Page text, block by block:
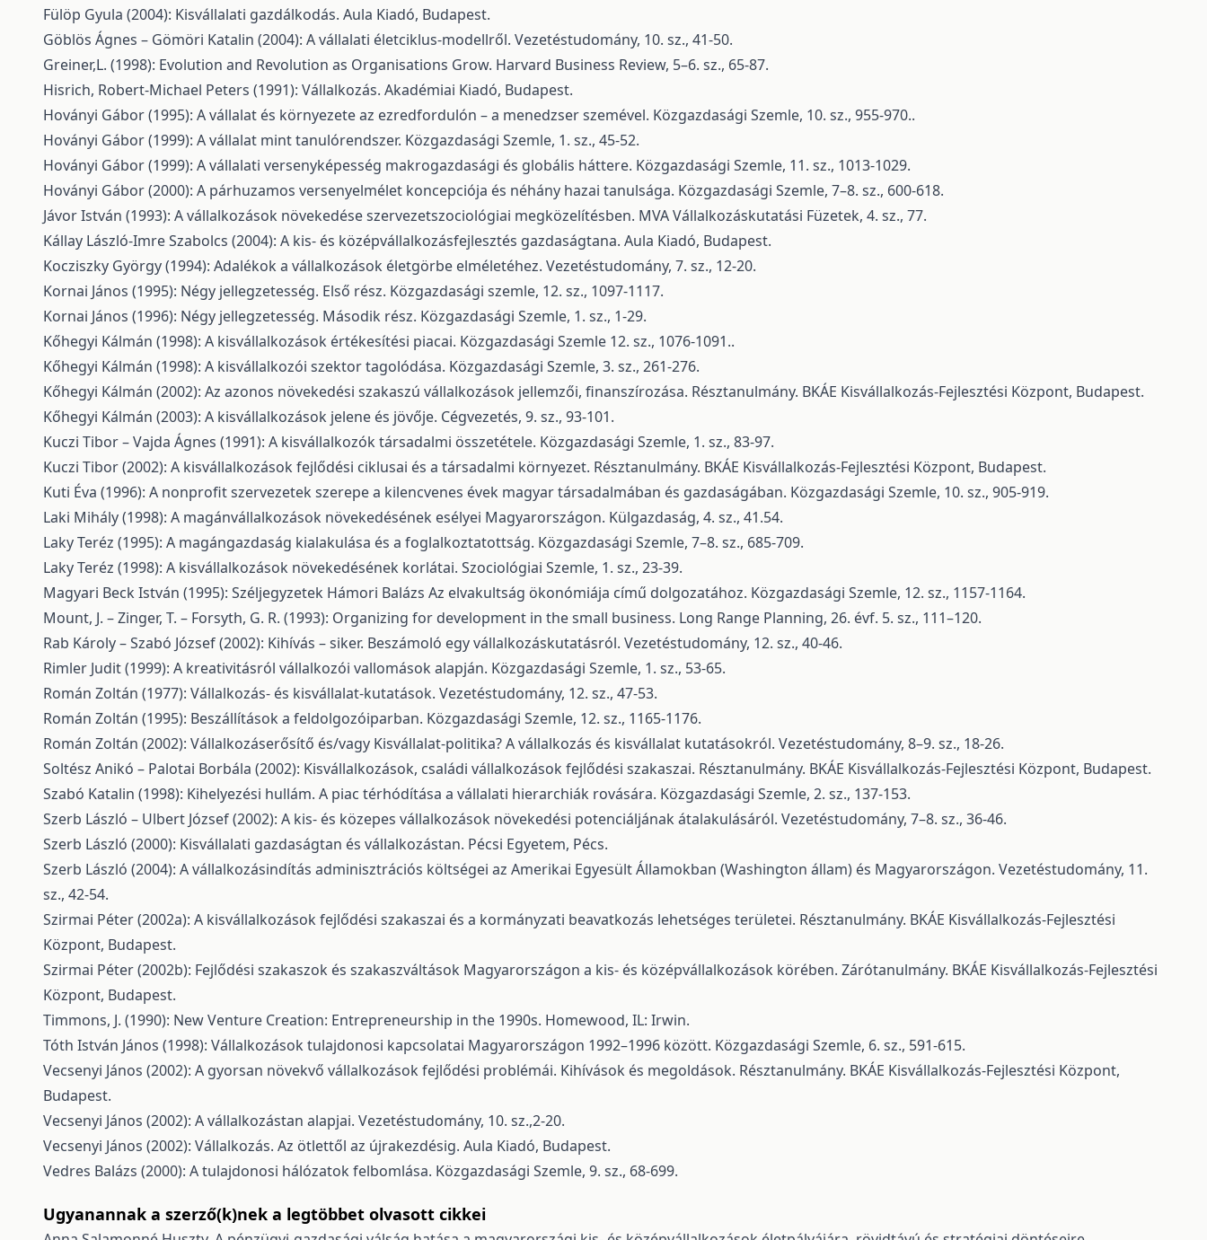
Fülöp Gyula (2004): Kisvállalati gazdálkodás. Aula Kiadó, Budapest.
Göblös Ágnes – Gömöri Katalin (2004): A vállalati életciklus-modellről. Vezetéstudomány, 10. sz., 41-50.
Greiner,L. (1998): Evolution and Revolution as Organisations Grow. Harvard Business Review, 5–6. sz., 65-87.
Hisrich, Robert-Michael Peters (1991): Vállalkozás. Akadémiai Kiadó, Budapest.
Hoványi Gábor (1995): A vállalat és környezete az ezredfordulón – a menedzser szemével. Közgazdasági Szemle, 10. sz., 955-970..
Hoványi Gábor (1999): A vállalat mint tanulórendszer. Közgazdasági Szemle, 1. sz., 45-52.
Hoványi Gábor (1999): A vállalati versenyképesség makrogazdasági és globális háttere. Közgazdasági Szemle, 11. sz., 1013-1029.
Hoványi Gábor (2000): A párhuzamos versenyelmélet koncepciója és néhány hazai tanulsága. Közgazdasági Szemle, 7–8. sz., 600-618.
Jávor István (1993): A vállalkozások növekedése szervezetszociológiai megközelítésben. MVA Vállalkozáskutatási Füzetek, 4. sz., 77.
Kállay László-Imre Szabolcs (2004): A kis- és középvállalkozásfejlesztés gazdaságtana. Aula Kiadó, Budapest.
Kocziszky György (1994): Adalékok a vállalkozások életgörbe elméletéhez. Vezetéstudomány, 7. sz., 12-20.
Kornai János (1995): Négy jellegzetesség. Első rész. Közgazdasági szemle, 12. sz., 1097-1117.
Kornai János (1996): Négy jellegzetesség. Második rész. Közgazdasági Szemle, 1. sz., 1-29.
Kőhegyi Kálmán (1998): A kisvállalkozások értékesítési piacai. Közgazdasági Szemle 12. sz., 1076-1091..
Kőhegyi Kálmán (1998): A kisvállalkozói szektor tagolódása. Közgazdasági Szemle, 3. sz., 261-276.
Kőhegyi Kálmán (2002): Az azonos növekedési szakaszú vállalkozások jellemzői, finanszírozása. Résztanulmány. BKÁE Kisvállalkozás-Fejlesztési Központ, Budapest.
Kőhegyi Kálmán (2003): A kisvállalkozások jelene és jövője. Cégvezetés, 9. sz., 93-101.
Kuczi Tibor – Vajda Ágnes (1991): A kisvállalkozók társadalmi összetétele. Közgazdasági Szemle, 1. sz., 83-97.
Kuczi Tibor (2002): A kisvállalkozások fejlődési ciklusai és a társadalmi környezet. Résztanulmány. BKÁE Kisvállalkozás-Fejlesztési Központ, Budapest.
Kuti Éva (1996): A nonprofit szervezetek szerepe a kilencvenes évek magyar társadalmában és gazdaságában. Közgazdasági Szemle, 10. sz., 905-919.
Laki Mihály (1998): A magánvállalkozások növekedésének esélyei Magyarországon. Külgazdaság, 4. sz., 41.54.
Laky Teréz (1995): A magángazdaság kialakulása és a foglalkoztatottság. Közgazdasági Szemle, 7–8. sz., 685-709.
Laky Teréz (1998): A kisvállalkozások növekedésének korlátai. Szociológiai Szemle, 1. sz., 23-39.
Magyari Beck István (1995): Széljegyzetek Hámori Balázs Az elvakultság ökonómiája című dolgozatához. Közgazdasági Szemle, 12. sz., 1157-1164.
Mount, J. – Zinger, T. – Forsyth, G. R. (1993): Organizing for development in the small business. Long Range Planning, 26. évf. 5. sz., 111–120.
Rab Károly – Szabó József (2002): Kihívás – siker. Beszámoló egy vállalkozáskutatásról. Vezetéstudomány, 12. sz., 40-46.
Rimler Judit (1999): A kreativitásról vállalkozói vallomások alapján. Közgazdasági Szemle, 1. sz., 53-65.
Román Zoltán (1977): Vállalkozás- és kisvállalat-kutatások. Vezetéstudomány, 12. sz., 47-53.
Román Zoltán (1995): Beszállítások a feldolgozóiparban. Közgazdasági Szemle, 12. sz., 1165-1176.
Román Zoltán (2002): Vállalkozáserősítő és/vagy Kisvállalat-politika? A vállalkozás és kisvállalat kutatásokról. Vezetéstudomány, 8–9. sz., 18-26.
Soltész Anikó – Palotai Borbála (2002): Kisvállalkozások, családi vállalkozások fejlődési szakaszai. Résztanulmány. BKÁE Kisvállalkozás-Fejlesztési Központ, Budapest.
Szabó Katalin (1998): Kihelyezési hullám. A piac térhódítása a vállalati hierarchiák rovására. Közgazdasági Szemle, 2. sz., 137-153.
Szerb László – Ulbert József (2002): A kis- és közepes vállalkozások növekedési potenciáljának átalakulásáról. Vezetéstudomány, 7–8. sz., 36-46.
Szerb László (2000): Kisvállalati gazdaságtan és vállalkozástan. Pécsi Egyetem, Pécs.
Szerb László (2004): A vállalkozásindítás adminisztrációs költségei az Amerikai Egyesült Államokban (Washington állam) és Magyarországon. Vezetéstudomány, 11.
sz., 42-54.
Szirmai Péter (2002a): A kisvállalkozások fejlődési szakaszai és a kormányzati beavatkozás lehetséges területei. Résztanulmány. BKÁE Kisvállalkozás-Fejlesztési
Központ, Budapest.
Szirmai Péter (2002b): Fejlődési szakaszok és szakaszváltások Magyarországon a kis- és középvállalkozások körében. Zárótanulmány. BKÁE Kisvállalkozás-Fejlesztési
Központ, Budapest.
Timmons, J. (1990): New Venture Creation: Entrepreneurship in the 1990s. Homewood, IL: Irwin.
Tóth István János (1998): Vállalkozások tulajdonosi kapcsolatai Magyarországon 1992–1996 között. Közgazdasági Szemle, 6. sz., 591-615.
Vecsenyi János (2002): A gyorsan növekvő vállalkozások fejlődési problémái. Kihívások és megoldások. Résztanulmány. BKÁE Kisvállalkozás-Fejlesztési Központ,
Budapest.
Vecsenyi János (2002): A vállalkozástan alapjai. Vezetéstudomány, 10. sz.,2-20.
Vecsenyi János (2002): Vállalkozás. Az ötlettől az újrakezdésig. Aula Kiadó, Budapest.
Vedres Balázs (2000): A tulajdonosi hálózatok felbomlása. Közgazdasági Szemle, 9. sz., 68-699.
Ugyanannak a szerző(k)nek a legtöbbet olvasott cikkei